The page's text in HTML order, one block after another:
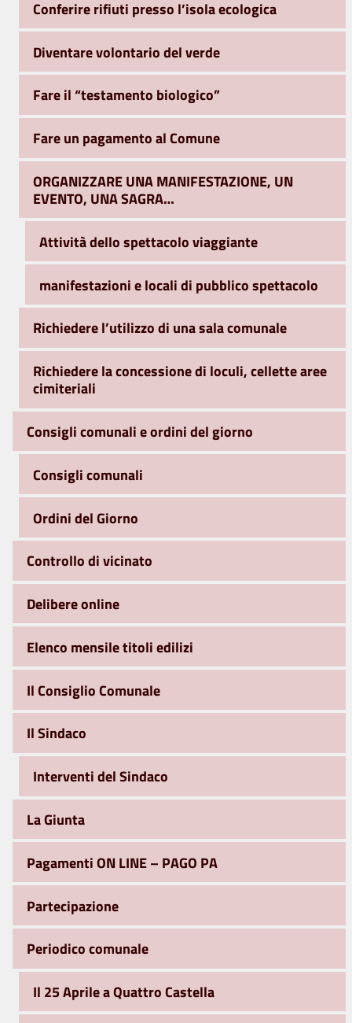
Conferire rifiuti presso l’isola ecologica
Diventare volontario del verde
Fare il “testamento biologico”
Fare un pagamento al Comune
ORGANIZZARE UNA MANIFESTAZIONE, UN
EVENTO, UNA SAGRA…
Attività dello spettacolo viaggiante
manifestazioni e locali di pubblico spettacolo
Richiedere l’utilizzo di una sala comunale
Richiedere la concessione di loculi, cellette aree
cimiteriali
Consigli comunali e ordini del giorno
Consigli comunali
Ordini del Giorno
Controllo di vicinato
Delibere online
Elenco mensile titoli edilizi
Il Consiglio Comunale
Il Sindaco
Interventi del Sindaco
La Giunta
Pagamenti ON LINE – PAGO PA
Partecipazione
Periodico comunale
Il 25 Aprile a Quattro Castella